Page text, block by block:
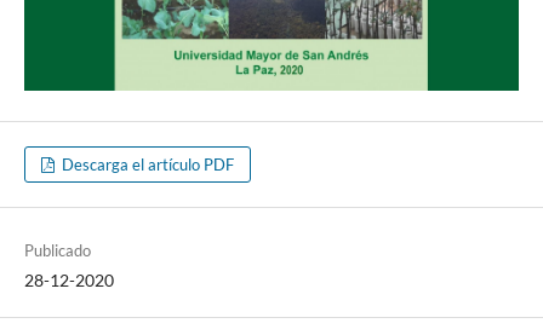
Descarga el artículo PDF
Publicado
28-12-2020